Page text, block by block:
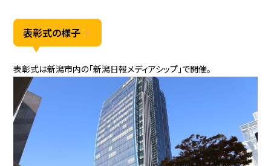
表彰式の様子
表彰式は新潟市内の「新潟日報メディアシップ」で開催。